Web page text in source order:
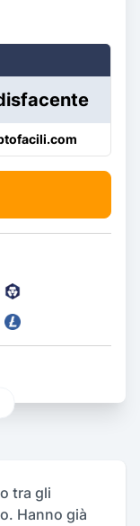
tra gli
Hanno già